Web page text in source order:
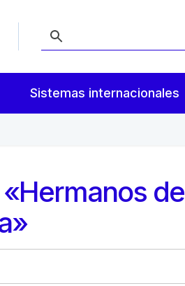
Sistemas internacionales
de